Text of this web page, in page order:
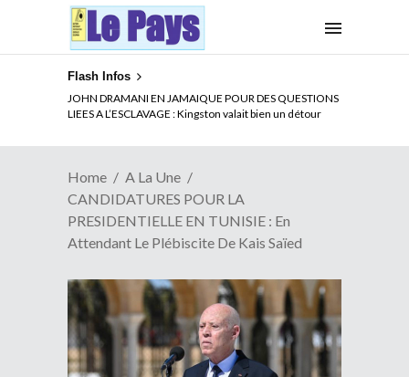
Flash Infos
ELECTION DE TALON A LA TETE DU SENAT BENINOIS :
Quand Patrice quitte le pouvoir sans partir !
Home
A La Une
CANDIDATURES POUR LA
PRESIDENTIELLE EN TUNISIE : En
Attendant Le Plébiscite De Kais Saïed